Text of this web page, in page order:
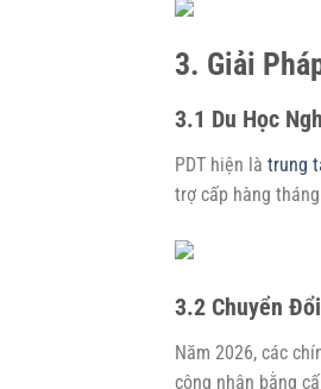
3. Giải
3.1 Du Học
PDT hiện là trung
trợ cấp hàng
3.2 Chuyển
Năm 2026, các
công nhận bằng